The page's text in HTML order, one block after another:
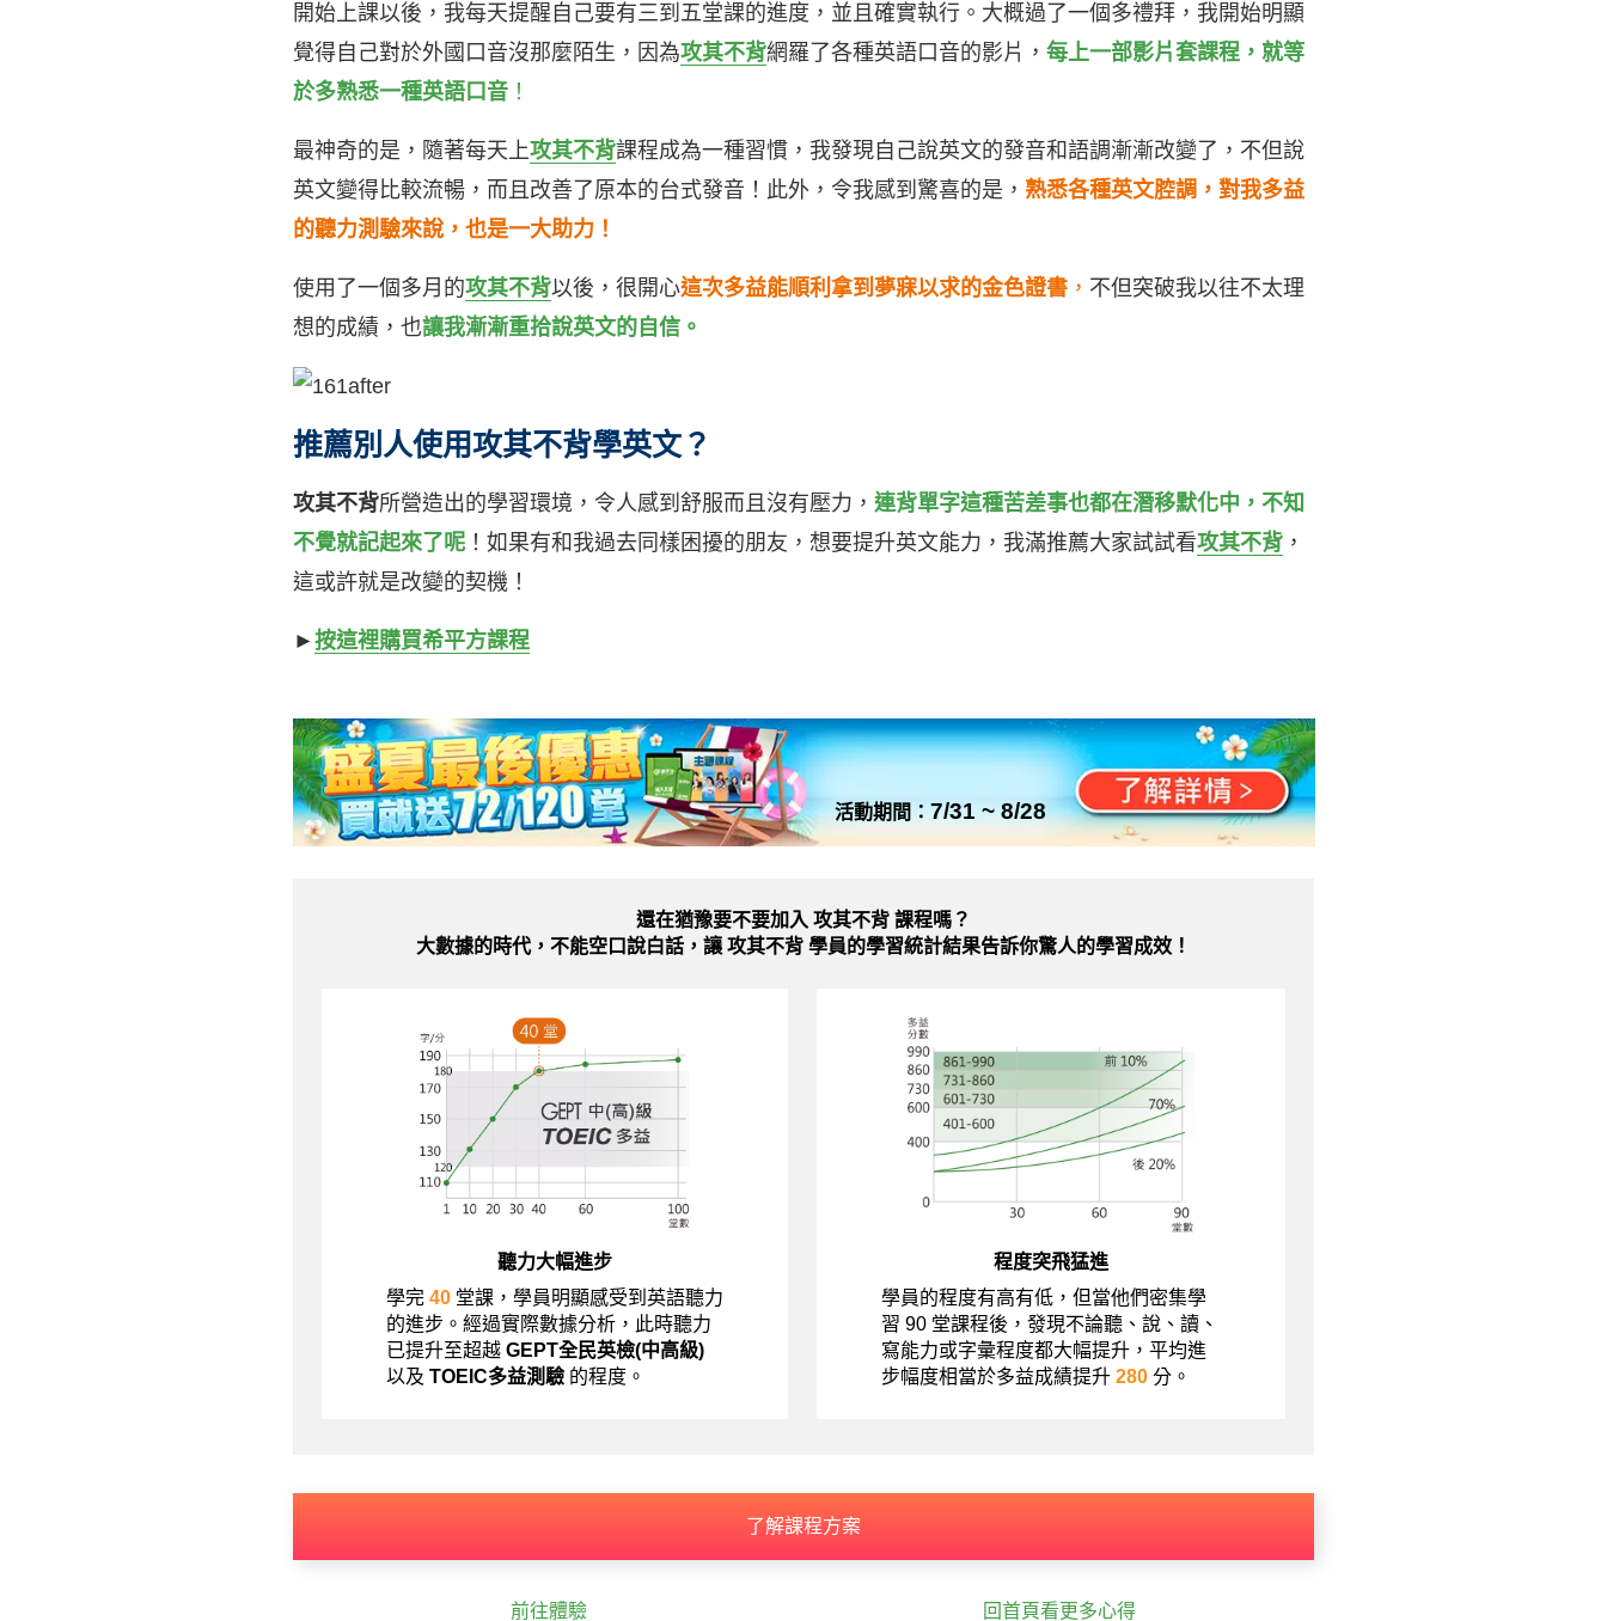
開始上課以後，我每天提醒自己要有三到五堂課的進度，並且確實執行。大概過了一個多禮拜，我開始明顯
覺得自己對於外國口音沒那麼陌生，因為攻其不背網羅了各種英語口音的影片， 每上一部影片套課程，就等
於多熟悉一種英語口音 ！
最神奇的是，隨著每天上攻其不背課程成為一種習慣，我發現自己說英文的發音和語調漸漸改變了，不但說
英文變得比較流暢，而且改善了原本的台式發音！此外，令我感到驚喜的是， 熟悉各種英文腔調，對我多益
的聽力測驗來說，也是一大助力！
使用了一個多月的攻其不背以後，很開心這次多益能順利拿到夢寐以求的金色證書 ， 不但突破我以往不太理
想的成績，也讓我漸漸重拾說英文的自信。
推薦別人使用攻其不背學英文？
攻其不背所營造出的學習環境，令人感到舒服而且沒有壓力， 連背單字這種苦差事也都在潛移默化中，不知
不覺就記起來了呢 ！如果有和我過去同樣困擾的朋友，想要提升英文能力，我滿推薦大家試試看攻其不背 ，
這或許就是改變的契機！
► 按這裡購買希平方課程
活動期間：7/31 ~ 8/28
還在猶豫要不要加入 攻其不背 課程嗎？
大數據的時代，不能空口說白話，讓 攻其不背 學員的學習統計結果告訴你驚人的學習成效！
聽力大幅進步
學完 40 堂課，學員明顯感受到英語聽力
的進步。經過實際數據分析，此時聽力
已提升至超越 GEPT全民英檢(中高級)
以及 TOEIC多益測驗 的程度。
程度突飛猛進
學員的程度有高有低，但當他們密集學
習 90 堂課程後，發現不論聽、說、讀、
寫能力或字彙程度都大幅提升，平均進
步幅度相當於多益成績提升 280 分。
了解課程方案
前往體驗 回首頁看更多心得